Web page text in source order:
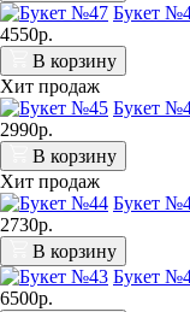
Букет
4550р.
В корзину
Хит продаж
Букет
2990р.
В корзину
Хит продаж
Букет
2730р.
В корзину
Букет
6500р.